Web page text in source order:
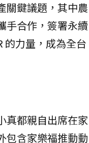
關鍵議題，其中農
手合作，簽署永續
的力量，成為全台
真都親自出席在家
包含家樂福推動動